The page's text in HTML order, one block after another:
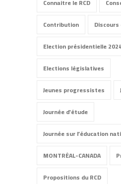
Connaitre le RCD
Contribution
Election présidentielle
Elections législatives
Jeunes progressistes
Journée d'étude
Journée sur l’éducation
MONTRÉAL-CANADA
Propositions du RCD